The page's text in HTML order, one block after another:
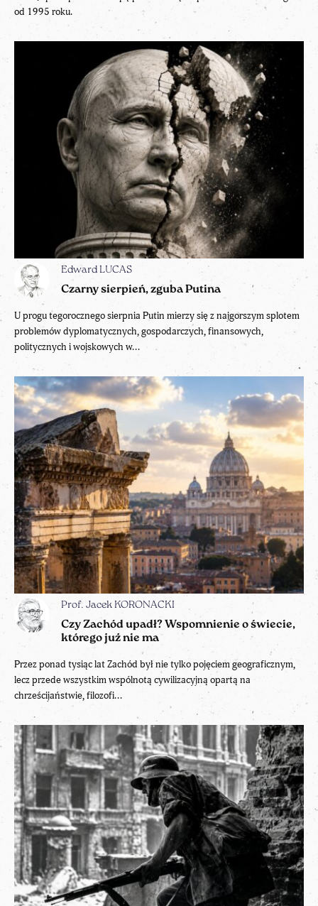
od 1995 roku.
Edward LUCAS
Czarny sierpień, zguba Putina
U progu tegorocznego sierpnia Putin mierzy się z najgorszym splotem
problemów dyplomatycznych, gospodarczych, finansowych,
politycznych i wojskowych w...
Prof. Jacek KORONACKI
Czy Zachód upadł? Wspomnienie o świecie,
którego już nie ma
Przez ponad tysiąc lat Zachód był nie tylko pojęciem geograficznym,
lecz przede wszystkim wspólnotą cywilizacyjną opartą na
chrześcijaństwie, filozofi...